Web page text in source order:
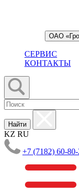
ОАО
СЕРВИС
КОНТАКТЫ
Найти
KZ RU
+7 (7182) 60-